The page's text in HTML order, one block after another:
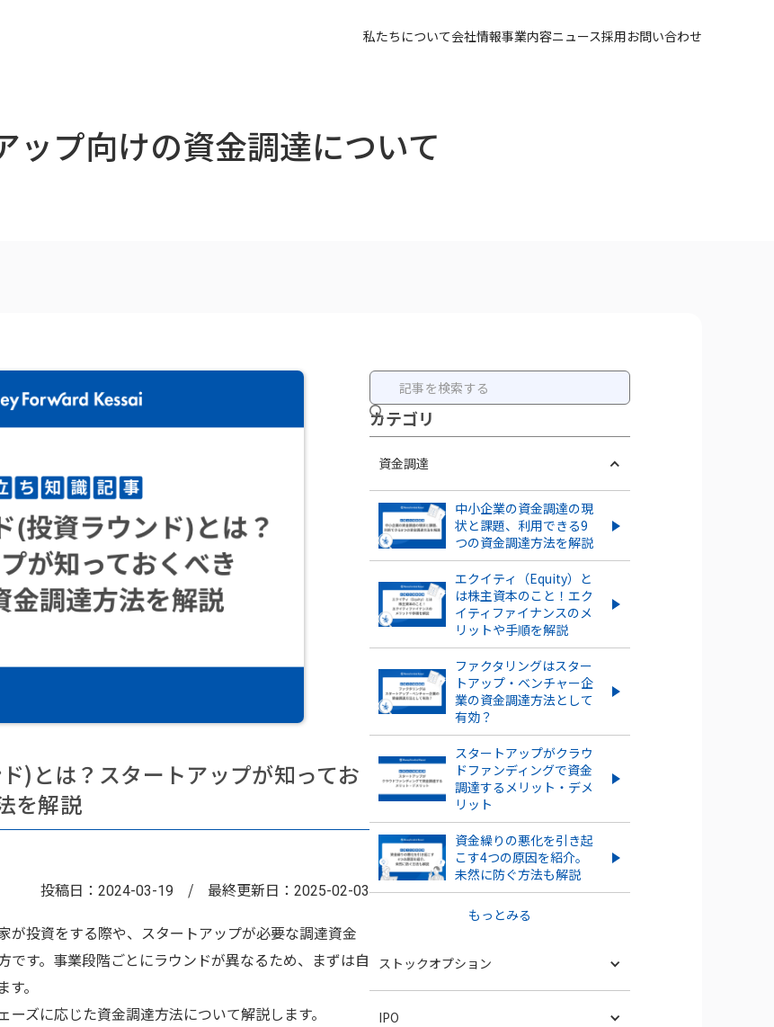
私たちについて会社情報事業内容ニュース採用お問い合わせ
ップ向けの資金調達について
)とは？スタートアップが知ってお
を解説
投稿日： 2024-03-19 / 最終更新日： 2025-02-03
が投資をする際や、スタートアップが必要な調達資金
す。事業段階ごとにラウンドが異なるため、まずは自
。
ズに応じた資金調達方法について解説します。
カテ ゴリ
資金調達
中小企業の資金調達の現
状と課題、利用できる9
つの資金調達方法を解説
エクイティ（Equity）と
は株主資本のこと！エク
イティファイナンスのメ
リットや手順を解説
ファクタリングはスター
トアップ・ベンチャー企
業の資金調達方法として
有効？
スタートアップがクラウ
ドファンディングで資金
調達するメリット・デメ
リット
資金繰りの悪化を引き起
こす4つの原因を紹介。
未然に防ぐ方法も解説
もっとみる
ストックオプション
IPO